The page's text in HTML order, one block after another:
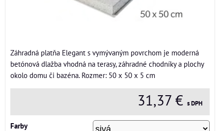
Záhradná platňa Elegant s vymývaným povrchom je moderná
betónová dlažba vhodná na terasy, záhradné chodníky a plochy
okolo domu či bazéna. Rozmer: 50 x 50 x 5 cm
31,37 € s DPH
Farby